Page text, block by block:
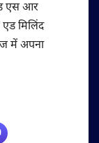
एस आर
मिलिंद
में अपना